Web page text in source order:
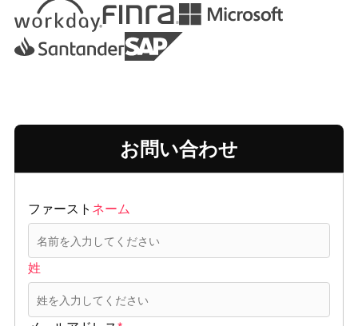
お問い合わせ
ファースト ネーム
姓